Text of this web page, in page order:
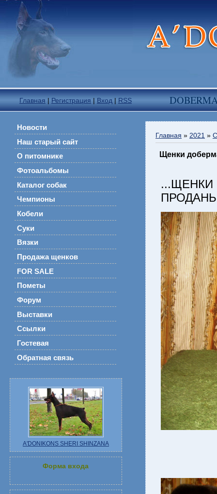
Главная | Регистрация | Вход | RSS
Новости
Наш старый сайт
О питомнике
Фотоальбомы
Каталог собак
Чемпионы
Кобели
Суки
Вязки
Продажа щенков
FOR SALE
Пометы
Форум
Выставки
Ссылки
Гостевая
Обратная связь
A'DONIKONS SHERI SHINZANA
Форма входа
Главная » 2021 »
Щенки
...ЩЕНКИ